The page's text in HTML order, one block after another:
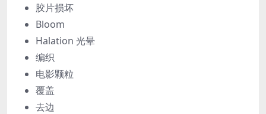
胶片损坏
Bloom
Halation 光晕
编织
电影颗粒
覆盖
去边